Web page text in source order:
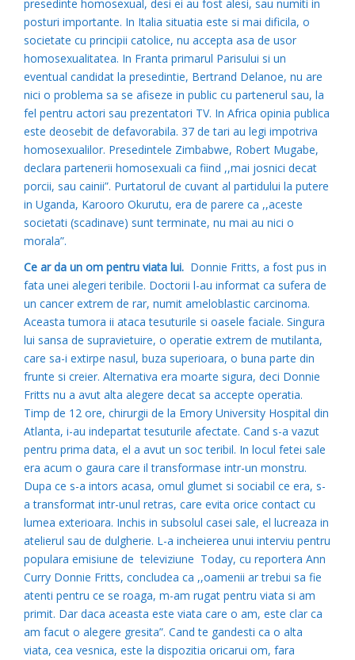
presedinte homosexual, desi ei au fost alesi, sau numiti in
posturi importante. In Italia situatia este si mai dificila, o
societate cu principii catolice, nu accepta asa de usor
homosexualitatea. In Franta primarul Parisului si un
eventual candidat la presedintie, Bertrand Delanoe, nu are
nici o problema sa se afiseze in public cu partenerul sau, la
fel pentru actori sau prezentatori TV. In Africa opinia publica
este deosebit de defavorabila. 37 de tari au legi impotriva
homosexualilor. Presedintele Zimbabwe, Robert Mugabe,
declara partenerii homosexuali ca fiind ,,mai josnici decat
porcii, sau cainii”. Purtatorul de cuvant al partidului la putere
in Uganda, Karooro Okurutu, era de parere ca ,,aceste
societati (scadinave) sunt terminate, nu mai au nici o
morala”.
Ce ar da un om pentru viata lui. Donnie Fritts, a fost pus in
fata unei alegeri teribile. Doctorii l-au informat ca sufera de
un cancer extrem de rar, numit ameloblastic carcinoma.
Aceasta tumora ii ataca tesuturile si oasele faciale. Singura
lui sansa de supravietuire, o operatie extrem de mutilanta,
care sa-i extirpe nasul, buza superioara, o buna parte din
frunte si creier. Alternativa era moarte sigura, deci Donnie
Fritts nu a avut alta alegere decat sa accepte operatia.
Timp de 12 ore, chirurgii de la Emory University Hospital din
Atlanta, i-au indepartat tesuturile afectate. Cand s-a vazut
pentru prima data, el a avut un soc teribil. In locul fetei sale
era acum o gaura care il transformase intr-un monstru.
Dupa ce s-a intors acasa, omul glumet si sociabil ce era, s-
a transformat intr-unul retras, care evita orice contact cu
lumea exterioara. Inchis in subsolul casei sale, el lucreaza in
atelierul sau de dulgherie. L-a incheierea unui interviu pentru
populara emisiune de televiziune Today, cu reportera Ann
Curry Donnie Fritts, concludea ca ,,oamenii ar trebui sa fie
atenti pentru ce se roaga, m-am rugat pentru viata si am
primit. Dar daca aceasta este viata care o am, este clar ca
am facut o alegere gresita”. Cand te gandesti ca o alta
viata, cea vesnica, este la dispozitia oricarui om, fara